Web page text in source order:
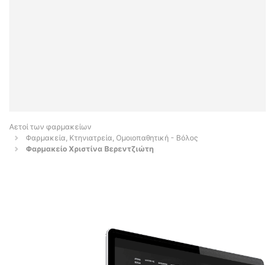
Αετοί των φαρμακείων
Φαρμακεία, Κτηνιατρεία, Ομοιοπαθητική - Βόλος
Φαρμακείο Χριστίνα Βερεντζιώτη